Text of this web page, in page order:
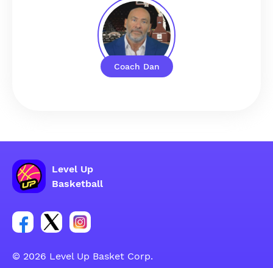
Coach Dan
Level Up
Basketball
Ссылка на группу Facebook
Ссылка на группу Tweeter
Ссылка на группу Instagram
© 2026 Level Up Basket Corp.